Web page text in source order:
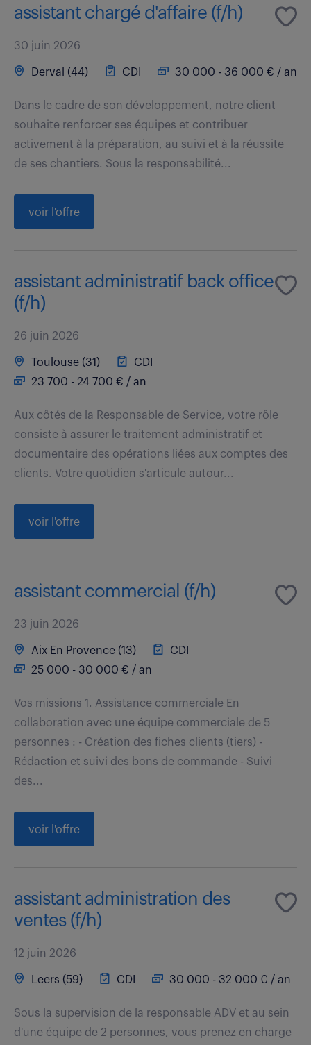
assistant chargé d'affaire (f/h)
30 juin 2026
Derval (44) CDI 30 000 - 36 000 € / an
Dans le cadre de son développement, notre client
souhaite renforcer ses équipes et contribuer
activement à la préparation, au suivi et à la réussite
de ses chantiers. Sous la responsabilité...
voir l'offre
assistant administratif back office
(f/h)
26 juin 2026
Toulouse (31)
CDI
23 700 - 24 700 € / an
Aux côtés de la Responsable de Service, votre rôle
consiste à assurer le traitement administratif et
documentaire des opérations liées aux comptes des
clients. Votre quotidien s'articule autour...
voir l'offre
assistant commercial (f/h)
23 juin 2026
Aix En Provence (13)
CDI
25 000 - 30 000 € / an
Vos missions 1. Assistance commerciale En
collaboration avec une équipe commerciale de 5
personnes : - Création des fiches clients (tiers) -
Rédaction et suivi des bons de commande - Suivi
des...
voir l'offre
assistant administration des
ventes (f/h)
12 juin 2026
Leers (59) CDI 30 000 - 32 000 € / an
Sous la supervision de la responsable ADV et au sein
d'une équipe de 2 personnes, vous prenez en charge